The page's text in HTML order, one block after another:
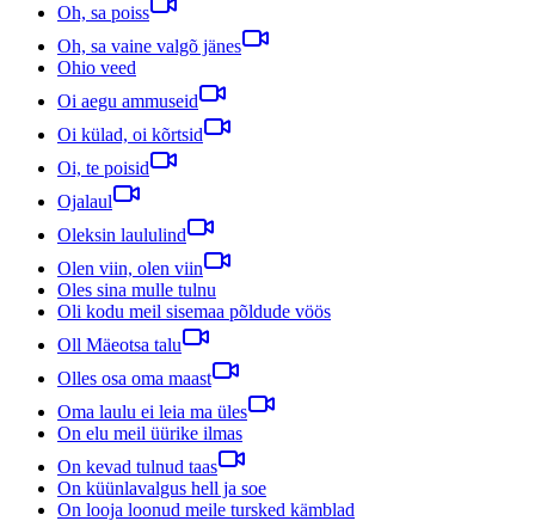
Oh, sa poiss
Oh, sa vaine valgõ jänes
Ohio veed
Oi aegu ammuseid
Oi külad, oi kõrtsid
Oi, te poisid
Ojalaul
Oleksin laululind
Olen viin, olen viin
Oles sina mulle tulnu
Oli kodu meil sisemaa põldude vöös
Oll Mäeotsa talu
Olles osa oma maast
Oma laulu ei leia ma üles
On elu meil üürike ilmas
On kevad tulnud taas
On küünlavalgus hell ja soe
On looja loonud meile tursked kämblad